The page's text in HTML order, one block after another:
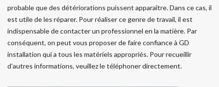
probable que des détériorations puissent apparaître. Dans ce cas, il
est utile de les réparer. Pour réaliser ce genre de travail, il est
indispensable de contacter un professionnel en la matière. Par
conséquent, on peut vous proposer de faire confiance à GD
installation qui a tous les matériels appropriés. Pour recueillir
d'autres informations, veuillez le téléphoner directement.